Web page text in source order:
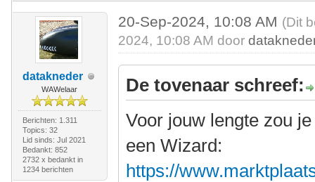
datakneder
WAWelaar
Berichten: 1.311
Topics: 32
Lid sinds: Jul 2021
Bedankt: 852
2732 x bedankt in
1234 berichten
20-Sep-2024, 10:08 AM (Dit
2024, 10:08 AM door
De tovenaar schreef:
Voor jouw lengte zou
een Wizard:
https://